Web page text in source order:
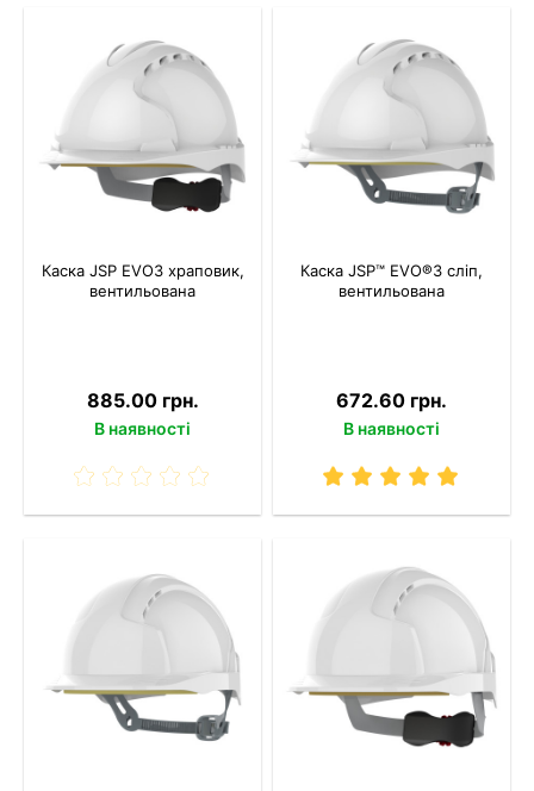
Каска JSP EVO3 храповик,
вентильована
885.00 грн.
В наявності
Каска JSP™ EVO®3 сліп,
вентильована
672.60 грн.
В наявності